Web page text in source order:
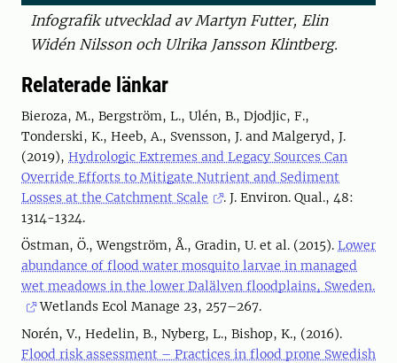
Infografik utvecklad av Martyn Futter, Elin
Widén Nilsson och Ulrika Jansson Klintberg.
Relaterade länkar
Bieroza, M., Bergström, L., Ulén, B., Djodjic, F.,
Tonderski, K., Heeb, A., Svensson, J. and Malgeryd, J.
(2019), Hydrologic Extremes and Legacy Sources Can
Override Efforts to Mitigate Nutrient and Sediment
Losses at the Catchment Scale
. J. Environ. Qual., 48:
1314-1324.
Östman, Ö., Wengström, Å., Gradin, U. et al. (2015). Lower
abundance of flood water mosquito larvae in managed
wet meadows in the lower Dalälven floodplains, Sweden.
Wetlands Ecol Manage 23, 257–267.
Norén, V., Hedelin, B., Nyberg, L., Bishop, K., (2016).
Flood risk assessment – Practices in flood prone Swedish